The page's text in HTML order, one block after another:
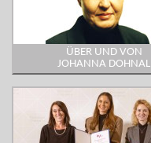
ÜBER UND VON
JOHANNA DOHNAL